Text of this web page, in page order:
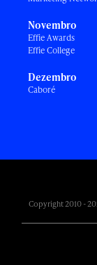
Novembro
Effie Awards
Effie College
Dezembro
Caboré
Copyright 2010 -